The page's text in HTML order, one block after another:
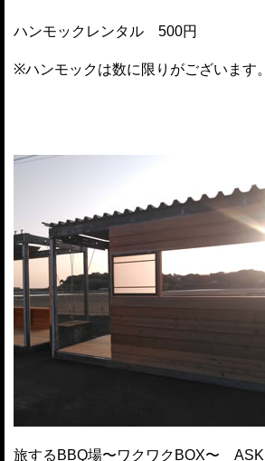
ハンモックレンタル 500円
※ハンモックは数に限りがございます。
旅するBBQ場〜ワクワクBOX〜 ASK